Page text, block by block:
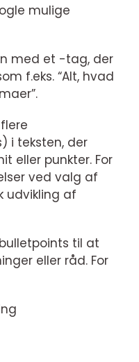
mulige
med et -tag, der
f.eks. “Alt, hvad
i teksten, der
eller punkter. For
ved valg af
udvikling af
til at
eller råd. For